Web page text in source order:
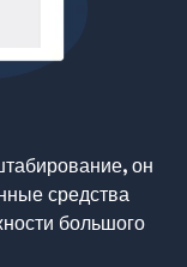
он
средства
большого